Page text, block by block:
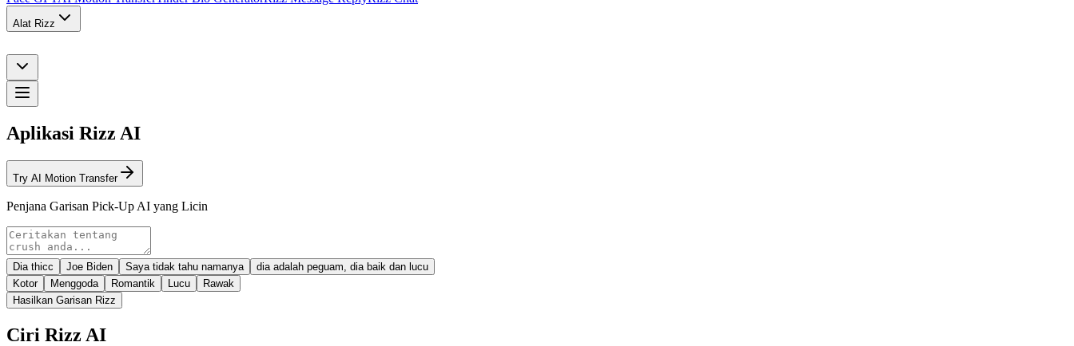
Alat Rizz
Aplikasi Rizz AI
Try AI Motion Transfer
Penjana Garisan Pick-Up AI yang Licin
Dia thicc Joe Biden Saya tidak tahu namanya
dia adalah peguam, dia baik dan lucu
Kotor
Menggoda Romantik Lucu
Rawak
Hasilkan Garisan Rizz
Ciri Rizz AI